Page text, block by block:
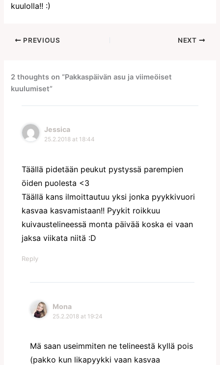
kuulolla!! :)
PREVIOUS NEXT
2 thoughts on “Pakkaspäivän asu ja viimeöiset
kuulumiset”
Jessica
25.2.2018 at 18:44
Täällä pidetään peukut pystyssä parempien
öiden puolesta <3
Täällä kans ilmoittautuu yksi jonka pyykkivuori
kasvaa kasvamistaan!! Pyykit roikkuu
kuivaustelineessä monta päivää koska ei vaan
jaksa viikata niitä :D
Reply
Mona
25.2.2018 at 19:24
Mä saan useimmiten ne telineestä kyllä pois
(pakko kun likapyykki vaan kasvaa